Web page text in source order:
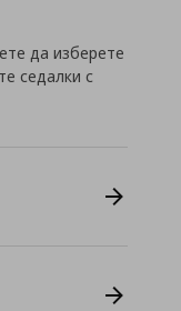
да изберете
седалки с